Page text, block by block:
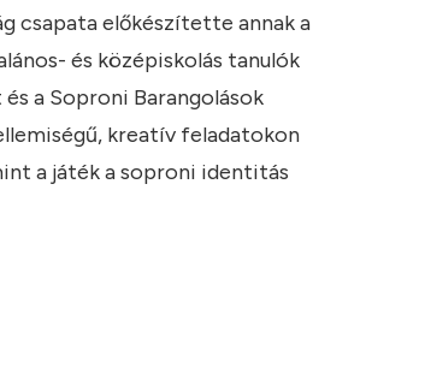
csapata előkészítette annak a
és középiskolás tanulók
a Soproni Barangolások
kreatív feladatokon
a játék a soproni identitás